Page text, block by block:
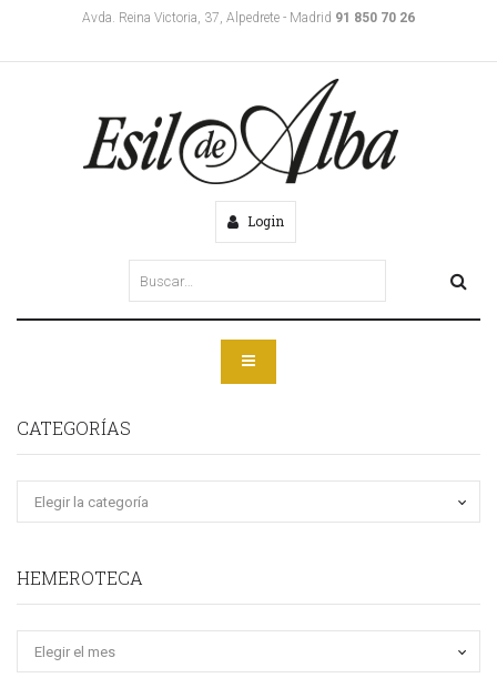
Avda. Reina Victoria, 37, Alpedrete - Madrid 91 850 70 26
Login
CATEGORÍAS
HEMEROTECA